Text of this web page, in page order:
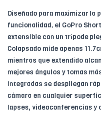
Diseñado para maximizar
funcionalidad, el GoPro
extensible con un trípode
Colapsado mide apenas
mientras que extendido
mejores ángulos y tomas
integradas se despliegan
cámara en cualquier
lapses, videoconferencias y